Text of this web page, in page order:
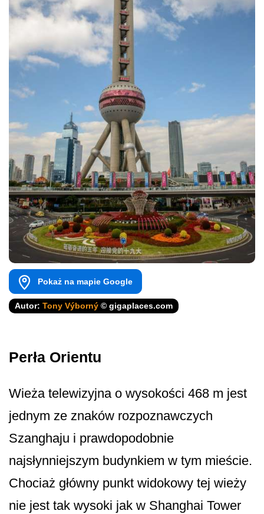
Pokaż na mapie Google
Autor: Tony Výborný © gigaplaces.com
Perła Orientu
Wieża telewizyjna o wysokości 468 m jest
jednym ze znaków rozpoznawczych
Szanghaju i prawdopodobnie
najsłynniejszym budynkiem w tym mieście.
Chociaż główny punkt widokowy tej wieży
nie jest tak wysoki jak w Shanghai Tower